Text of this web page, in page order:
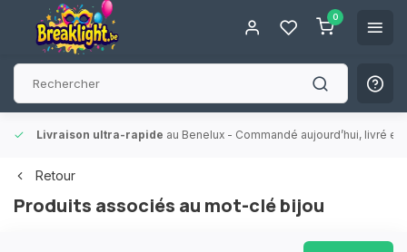
0
Livraison ultra-rapide au Benelux - Commandé aujourd’hui, livré
Retour
Produits associés au mot-clé bijou